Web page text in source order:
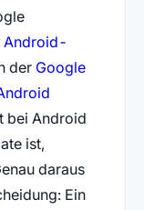
Android-
der Google
bei Android
ist,
daraus
Ein